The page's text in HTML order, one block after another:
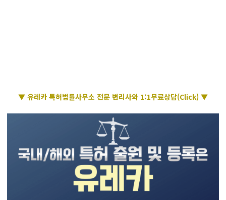
▼ 유레카 특허법률사무소 전문 변리사와 1:1무료상담(Click) ▼